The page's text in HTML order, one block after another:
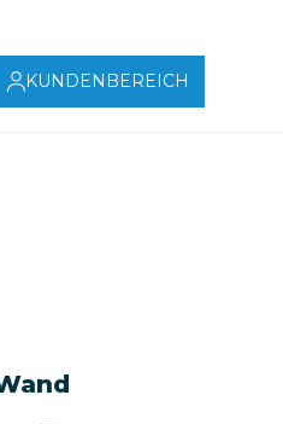
KUNDENBEREICH